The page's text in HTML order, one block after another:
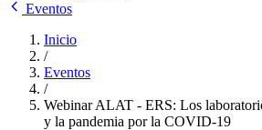
Eventos
Inicio
/
Eventos
/
Webinar ALAT - ERS: Los
y la pandemia por la COVID-19